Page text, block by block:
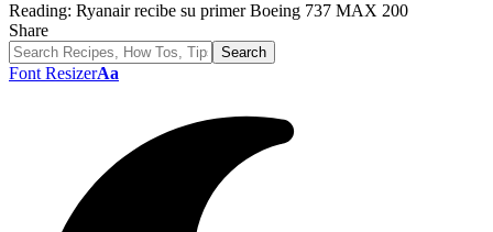
Reading: Ryanair recibe su primer Boeing 737 MAX 200
Share
Font ResizerAa